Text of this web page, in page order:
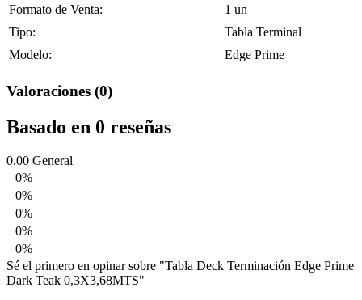
Formato de Venta:
1 un
Tipo:
Tabla Terminal
Modelo:
Edge Prime
Valoraciones (0)
Basado en 0 reseñas
0.00 General
0%
0%
0%
0%
0%
Sé el primero en opinar sobre "Tabla Deck Terminación Edge Prime
Dark Teak 0,3X3,68MTS"